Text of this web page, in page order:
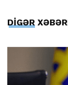
DİGƏR